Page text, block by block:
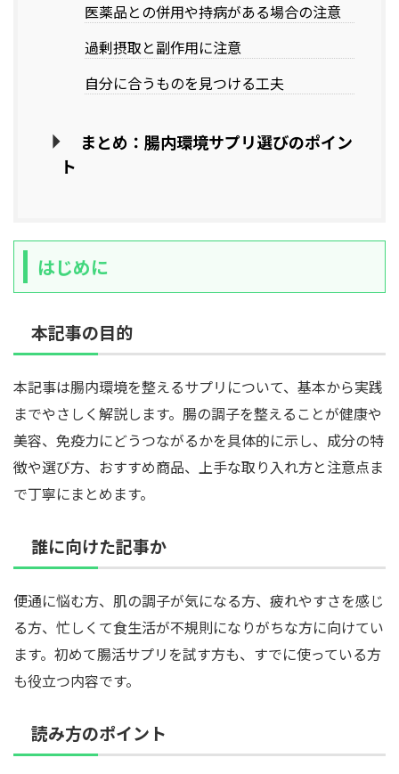
医薬品との併用や持病がある場合の注意
過剰摂取と副作用に注意
自分に合うものを見つける工夫
まとめ：腸内環境サプリ選びのポイン
ト
はじめに
本記事の目的
本記事は腸内環境を整えるサプリについて、基本から実践
までやさしく解説します。腸の調子を整えることが健康や
美容、免疫力にどうつながるかを具体的に示し、成分の特
徴や選び方、おすすめ商品、上手な取り入れ方と注意点ま
で丁寧にまとめます。
誰に向けた記事か
便通に悩む方、肌の調子が気になる方、疲れやすさを感じ
る方、忙しくて食生活が不規則になりがちな方に向けてい
ます。初めて腸活サプリを試す方も、すでに使っている方
も役立つ内容です。
読み方のポイント